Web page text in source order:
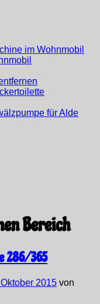
im Wohnmobil
für Alde
Bereich
286/365
2015 von